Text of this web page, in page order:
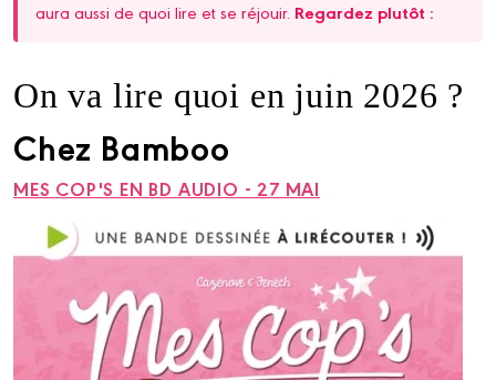
aura aussi de quoi lire et se réjouir. Regardez plutôt :
On va lire quoi en juin 2026 ?
Chez Bamboo
MES COP'S EN BD AUDIO - 27 MAI